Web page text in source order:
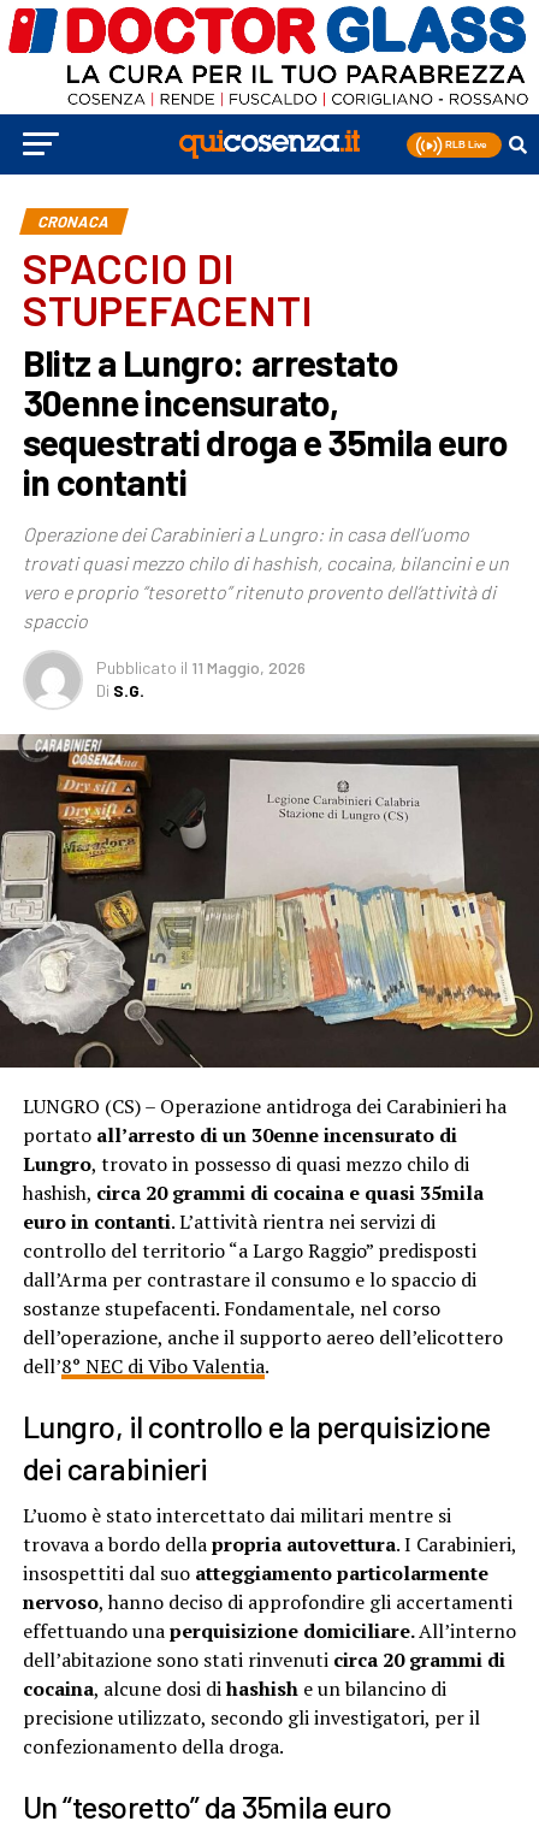
CRONACA
SPACCIO DI
STUPEFACENTI
Blitz a Lungro: arrestato
30enne incensurato,
sequestrati droga e 35mila euro
in contanti
Operazione dei Carabinieri a Lungro: in casa dell’uomo
trovati quasi mezzo chilo di hashish, cocaina, bilancini e un
vero e proprio “tesoretto” ritenuto provento dell’attività di
spaccio
Pubblicato il 11 Maggio, 2026
Di S.G.
LUNGRO (CS) – Operazione antidroga dei Carabinieri ha
portato all’arresto di un 30enne incensurato di
Lungro, trovato in possesso di quasi mezzo chilo di
hashish, circa 20 grammi di cocaina e quasi 35mila
euro in contanti. L’attività rientra nei servizi di
controllo del territorio “a Largo Raggio” predisposti
dall’Arma per contrastare il consumo e lo spaccio di
sostanze stupefacenti. Fondamentale, nel corso
dell’operazione, anche il supporto aereo dell’elicottero
dell’8° NEC di Vibo Valentia.
Lungro, il controllo e la perquisizione
dei carabinieri
L’uomo è stato intercettato dai militari mentre si
trovava a bordo dellapropria autovettura. I Carabinieri,
insospettiti dal suo atteggiamento particolarmente
nervoso, hanno deciso di approfondire gli accertamenti
effettuando unaperquisizione domiciliare.All’interno
dell’abitazione sono stati rinvenuticirca 20 grammi di
cocaina, alcune dosi dihashishe un bilancino di
precisione utilizzato, secondo gli investigatori, per il
confezionamento della droga.
Un “tesoretto” da 35mila euro